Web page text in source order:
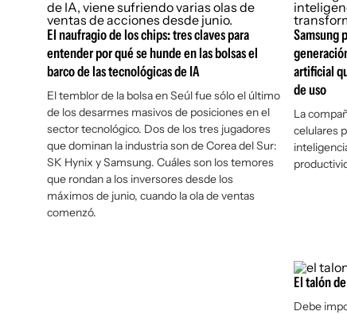
Economía y Empresas
Agro
Brand Studio
Cultura y Espectáculos
El naufragio de los chips: tres claves para
entender por qué se hunde en las bolsas el
barco de las tecnológicas de IA
El temblor de la bolsa en Seúl fue sólo el último
de los desarmes masivos de posiciones en el
sector tecnológico. Dos de los tres jugadores
que dominan la industria son de Corea del Sur:
SK Hynix y Samsung. Cuáles son los temores
que rondan a los inversores desde los
máximos de junio, cuando la ola de ventas
comenzó.
Samsung
artificial
de uso
La
celulares
El talón
Debe